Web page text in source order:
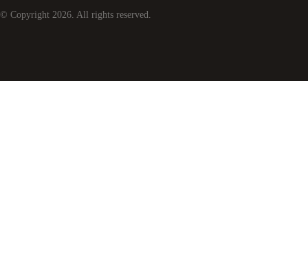
© Copyright 2026 . All rights reserved.